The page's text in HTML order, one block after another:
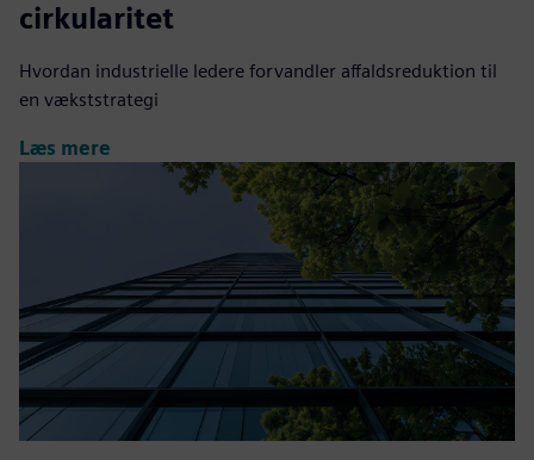
cirkularitet
Hvordan industrielle ledere forvandler affaldsreduktion til
en vækststrategi
Læs mere